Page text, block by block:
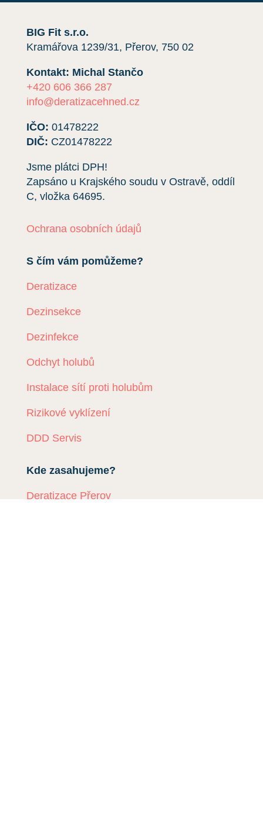
BIG Fit s.r.o.
Kramářova 1239/31, Přerov, 750 02
Kontakt: Michal Stančo
+420 606 366 287
info@deratizacehned.cz
IČO: 01478222
DIČ: CZ01478222
Jsme plátci DPH!
Zapsáno u Krajského soudu v Ostravě, oddíl
C, vložka 64695.
Ochrana osobních údajů
S čím vám pomůžeme?
Deratizace
Dezinsekce
Dezinfekce
Odchyt holubů
Instalace sítí proti holubům
Rizikové vyklízení
DDD Servis
Kde zasahujeme?
Deratizace Přerov